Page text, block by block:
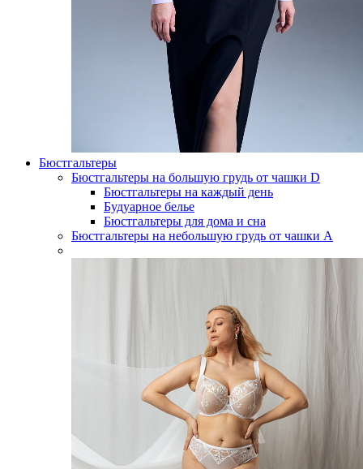
Бюстгальтеры
Бюстгальтеры на большую грудь от чашки D
Бюстгальтеры на каждый день
Будуарное белье
Бюстгальтеры для дома и сна
Бюстгальтеры на небольшую грудь от чашки А